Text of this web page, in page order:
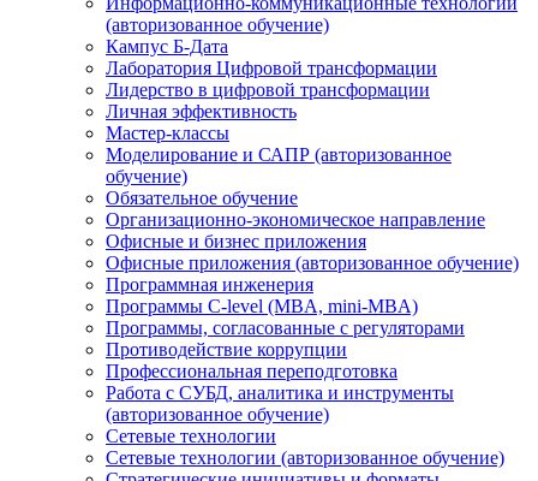
(авторизованное обучение)
Кампус Б-Дата
Лаборатория Цифровой трансформации
Лидерство в цифровой трансформации
Личная эффективность
Мастер-классы
Моделирование и САПР (авторизованное
обучение)
Обязательное обучение
Организационно-экономическое направление
Офисные и бизнес приложения
Офисные приложения (авторизованное обучение)
Программная инженерия
Программы C-level (MBA, mini-MBA)
Программы, согласованные с регуляторами
Противодействие коррупции
Профессиональная переподготовка
Работа с СУБД, аналитика и инструменты
(авторизованное обучение)
Сетевые технологии
Сетевые технологии (авторизованное обучение)